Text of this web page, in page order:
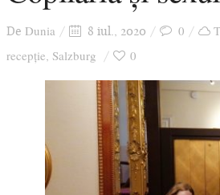
De Dunia 8 iul., 2020 0
recepție, Salzburg 0